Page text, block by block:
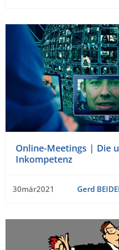
Online-Meetings | Die
Inkompetenz
30mär2021 Gerd